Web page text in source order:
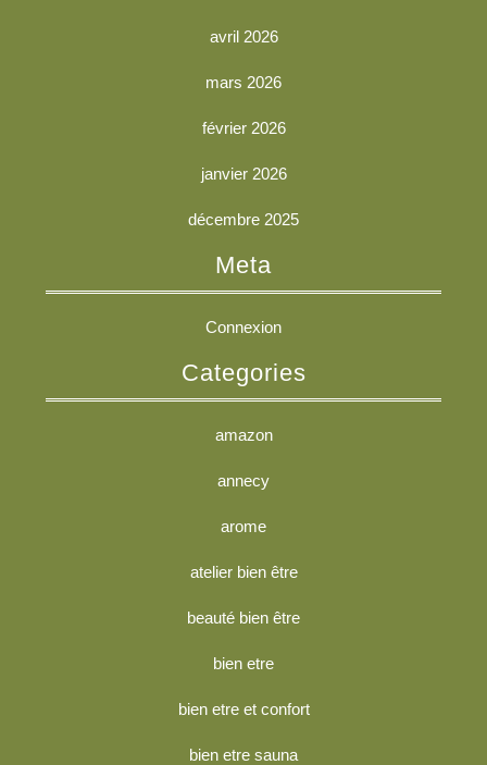
avril 2026
mars 2026
février 2026
janvier 2026
décembre 2025
Meta
Connexion
Categories
amazon
annecy
arome
atelier bien être
beauté bien être
bien etre
bien etre et confort
bien etre sauna